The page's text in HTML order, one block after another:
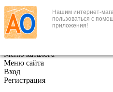
Нашим интернет-
пользоваться с
приложения!
+7 (495) 646-888-1
В корзине
Меню каталога
Меню сайта
Вход
Регистрация